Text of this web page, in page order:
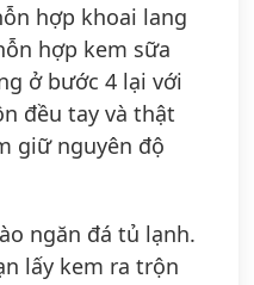
hợp khoai lang
hợp kem sữa
ở bước 4 lại với
đều tay và thật
giữ nguyên độ
ngăn đá tủ lạnh.
lấy kem ra trộn